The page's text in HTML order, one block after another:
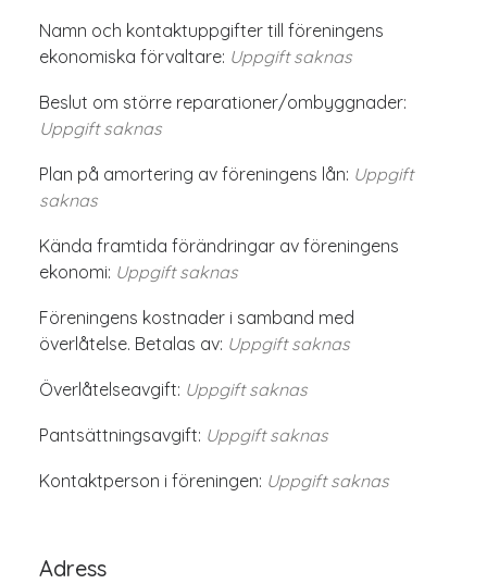
Namn och kontaktuppgifter till föreningens
ekonomiska förvaltare: Uppgift saknas
Beslut om större reparationer/ombyggnader:
Uppgift saknas
Plan på amortering av föreningens lån: Uppgift
saknas
Kända framtida förändringar av föreningens
ekonomi: Uppgift saknas
Föreningens kostnader i samband med
överlåtelse. Betalas av: Uppgift saknas
Överlåtelseavgift: Uppgift saknas
Pantsättningsavgift: Uppgift saknas
Kontaktperson i föreningen: Uppgift saknas
Adress